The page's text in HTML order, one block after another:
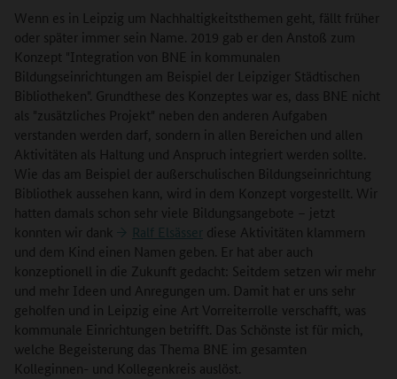
Wenn es in Leipzig um Nachhaltigkeitsthemen geht, fällt früher
oder später immer sein Name. 2019 gab er den Anstoß zum
Konzept "Integration von BNE in kommunalen
Bildungseinrichtungen am Beispiel der Leipziger Städtischen
Bibliotheken". Grundthese des Konzeptes war es, dass BNE nicht
als "zusätzliches Projekt" neben den anderen Aufgaben
verstanden werden darf, sondern in allen Bereichen und allen
Aktivitäten als Haltung und Anspruch integriert werden sollte.
Wie das am Beispiel der außerschulischen Bildungseinrichtung
Bibliothek aussehen kann, wird in dem Konzept vorgestellt. Wir
hatten damals schon sehr viele Bildungsangebote – jetzt
konnten wir dank
Ralf Elsässer diese Aktivitäten klammern
und dem Kind einen Namen geben. Er hat aber auch
konzeptionell in die Zukunft gedacht: Seitdem setzen wir mehr
und mehr Ideen und Anregungen um. Damit hat er uns sehr
geholfen und in Leipzig eine Art Vorreiterrolle verschafft, was
kommunale Einrichtungen betrifft. Das Schönste ist für mich,
welche Begeisterung das Thema BNE im gesamten
Kolleginnen- und Kollegenkreis auslöst.